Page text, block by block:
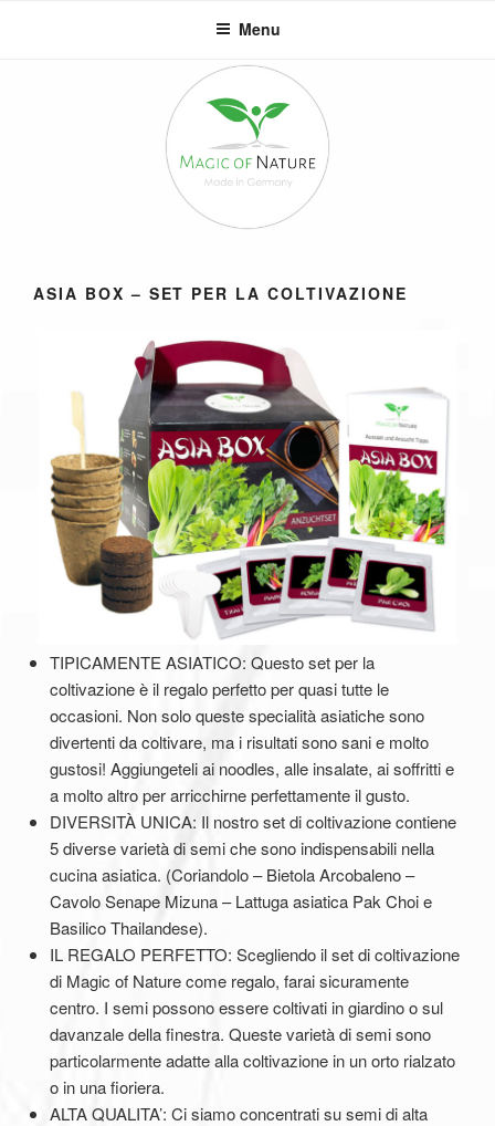
Menu
ASIA BOX – SET PER LA COLTIVAZIONE
TIPICAMENTE ASIATICO: Questo set per la
coltivazione è il regalo perfetto per quasi tutte le
occasioni. Non solo queste specialità asiatiche sono
divertenti da coltivare, ma i risultati sono sani e molto
gustosi! Aggiungeteli ai noodles, alle insalate, ai soffritti e
a molto altro per arricchirne perfettamente il gusto.
DIVERSITÀ UNICA: Il nostro set di coltivazione contiene
5 diverse varietà di semi che sono indispensabili nella
cucina asiatica. (Coriandolo – Bietola Arcobaleno –
Cavolo Senape Mizuna – Lattuga asiatica Pak Choi e
Basilico Thailandese).
IL REGALO PERFETTO: Scegliendo il set di coltivazione
di Magic of Nature come regalo, farai sicuramente
centro. I semi possono essere coltivati in giardino o sul
davanzale della finestra. Queste varietà di semi sono
particolarmente adatte alla coltivazione in un orto rialzato
o in una fioriera.
ALTA QUALITA’: Ci siamo concentrati su semi di alta